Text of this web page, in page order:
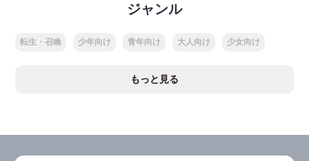
ジャンル
転生・召喚 少年向け 青年向け 大人向け 少女向け
もっと見る